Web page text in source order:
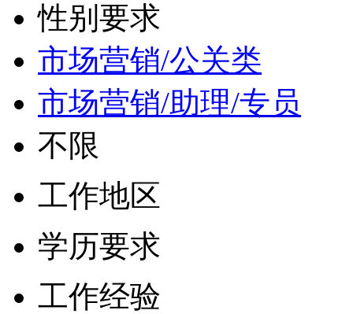
性别要求
市场营销/公关类
市场营销/助理/专员
不限
工作地区
学历要求
工作经验